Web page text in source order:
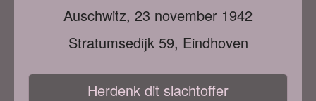
Auschwitz, 23 november 1942
Stratumsedijk 59, Eindhoven
Herdenk dit slachtoffer